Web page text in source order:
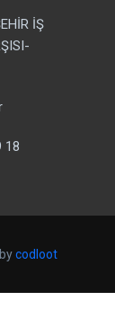
İŞ
18
codloot